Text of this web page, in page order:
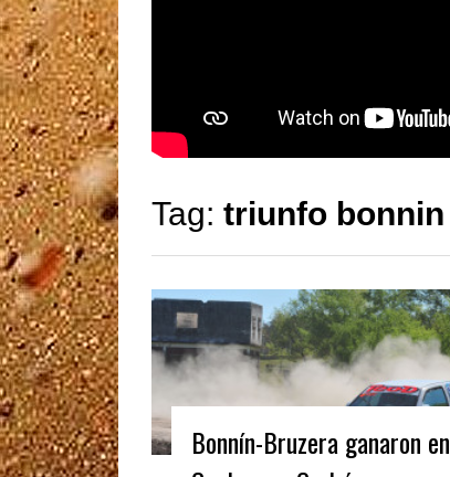
Tag: triunfo bonnin
Bonnín-Bruzera ganaron en